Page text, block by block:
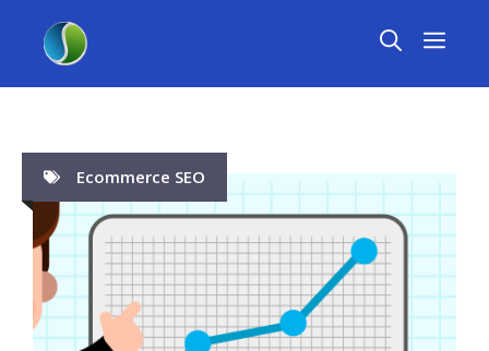
content
MENU
Ecommerce SEO